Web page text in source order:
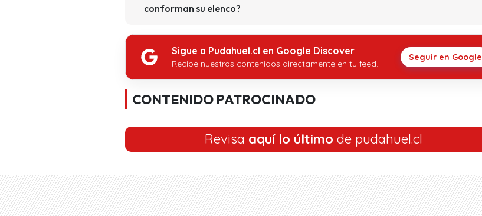
conforman su elenco?
Sigue a Pudahuel.cl en Google Discover
Recibe nuestros contenidos directamente en tu feed.
Seguir en Google
CONTENIDO PATROCINADO
Revisa aquí lo último de pudahuel.cl